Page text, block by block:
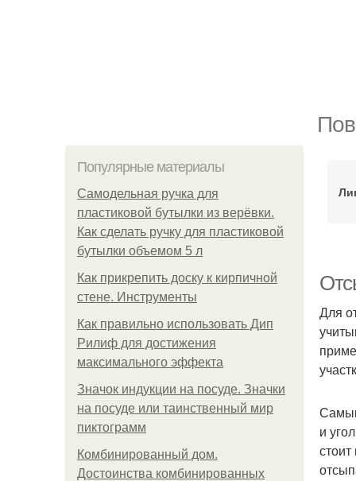
Популярные материалы
Самодельная ручка для
пластиковой бутылки из верёвки.
Как сделать ручку для пластиковой
бутылки объемом 5 л
Как прикрепить доску к кирпичной
стене. Инструменты
Как правильно использовать Дип
Рилиф для достижения
максимального эффекта
Значок индукции на посуде. Значки
на посуде или таинственный мир
пиктограмм
Комбинированный дом.
Достоинства комбинированных
Для
и